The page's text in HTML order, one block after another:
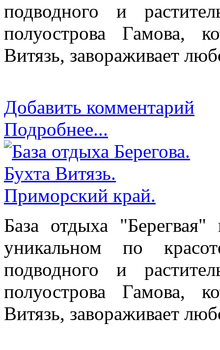
подводного и
полуострова Гамова,
Витязь, завораживает
Добавить комментарий
Подробнее...
База отдыха
уникальном по
подводного и
полуострова Гамова,
Витязь, завораживает